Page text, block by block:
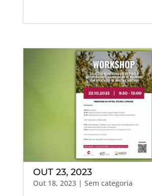
OUT 23, 2023
Out 18, 2023| Sem categoria